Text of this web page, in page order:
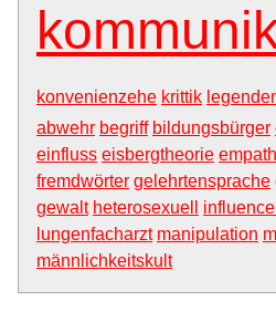
konvenienzehe krittik
abwehr begriff bildungsbürger
einfluss eisbergtheorie
fremdwörter gelehrtensprache
gewalt heterosexuell
lungenfacharzt manipulation
männlichkeitskult